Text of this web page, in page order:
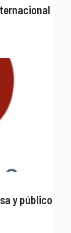
y público